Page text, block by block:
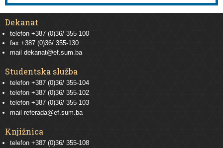
Dekanat
telefon +387 (0)36/ 355-100
fax +387 (0)36/ 355-130
mail dekanat@ef.sum.ba
Studentska služba
telefon +387 (0)36/ 355-104
telefon +387 (0)36/ 355-102
telefon +387 (0)36/ 355-103
mail referada@ef.sum.ba
Knjižnica
telefon +387 (0)36/ 355-108